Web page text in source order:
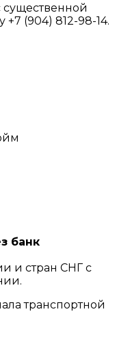
(904) 812-98-14.
банк
и стран СНГ с
транспортной